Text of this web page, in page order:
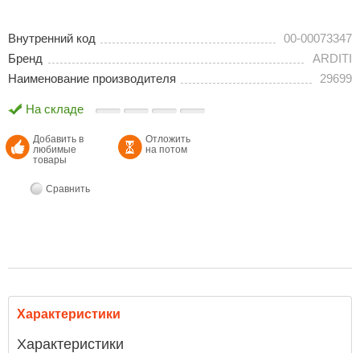
Внутренний код
00-00073347
Бренд
ARDITI
Наименование производителя
29699
На складе
Добавить в
любимые
товары
Отложить
на потом
Сравнить
Характеристики
Характеристики